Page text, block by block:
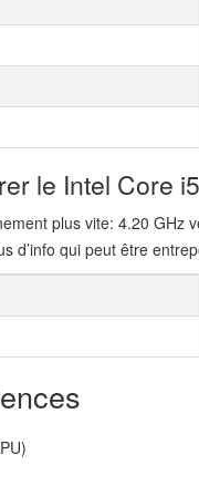
le Intel Core
plus vite: 4.20 GHz
d’info qui peut être